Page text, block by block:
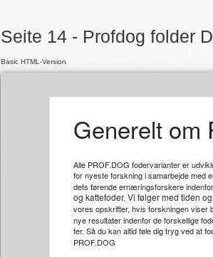
Seite 14 - Profdog folder
Basic HTML-Version
Alle PROF.DOG fodervarianter er
for nyeste forskning i samarbejde med
dets førende ernæringsforskere
og kattefoder. Vi følger med tiden
vores opskrifter, hvis forskningen viser
nye resultater indenfor de forskellige
ter. Så du kan altid føle dig tryg ved at
PROF.DOG
Generelt om